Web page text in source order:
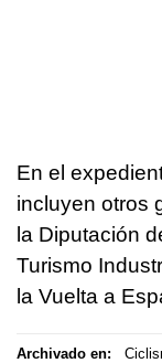
En el
incluyen otros
la Diputación
Turismo
la Vuelta a
Archivado en: